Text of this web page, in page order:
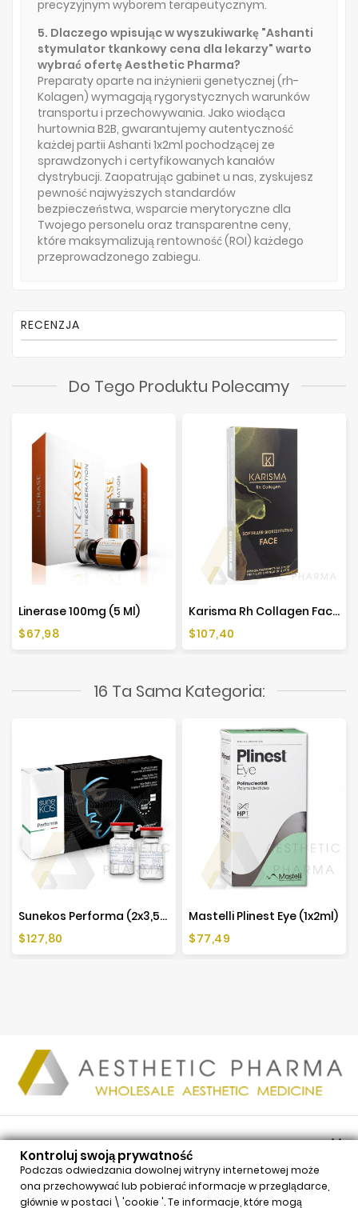
precyzyjnym wyborem terapeutycznym.
5. Dlaczego wpisując w wyszukiwarkę "Ashanti
stymulator tkankowy cena dla lekarzy" warto
wybrać ofertę Aesthetic Pharma?
Preparaty oparte na inżynierii genetycznej (rh-
Kolagen) wymagają rygorystycznych warunków
transportu i przechowywania. Jako wiodąca
hurtownia B2B, gwarantujemy autentyczność
każdej partii Ashanti 1x2ml pochodzącej ze
sprawdzonych i certyfikowanych kanałów
dystrybucji. Zaopatrując gabinet u nas, zyskujesz
pewność najwyższych standardów
bezpieczeństwa, wsparcie merytoryczne dla
Twojego personelu oraz transparentne ceny,
które maksymalizują rentowność (ROI) każdego
przeprowadzonego zabiegu.
RECENZJA
Do Tego Produktu Polecamy
Linerase 100mg (5 Ml)
Cena
$67,98
Karisma Rh Collagen Face (1x2ml)
Cena
$107,40
16 Ta Sama Kategoria:
Sunekos Performa (2x3,5ml)
Cena
$127,80
Mastelli Plinest Eye (1x2ml)
Cena
$77,49
PRODUKTY 
NASZA FIRMA
TWOJE KONTO

Kontroluj swoją prywatność
Podczas odwiedzania dowolnej witryny internetowej może
ona przechowywać lub pobierać informacje w przeglądarce,
głównie w postaci \ 'cookie '. Te informacje, które mogą